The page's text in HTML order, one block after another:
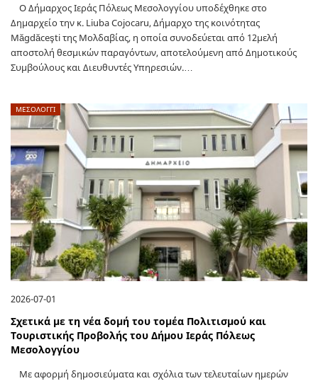
Ο Δήμαρχος Ιεράς Πόλεως Μεσολογγίου υποδέχθηκε στο
Δημαρχείο την κ. Liuba Cojocaru, Δήμαρχο της κοινότητας
Măgdăceşti της Μολδαβίας, η οποία συνοδεύεται από 12μελή
αποστολή θεσμικών παραγόντων, αποτελούμενη από Δημοτικούς
Συμβούλους και Διευθυντές Υπηρεσιών.…
ΜΕΣΟΛΟΓΓΙ
2026-07-01
Σχετικά με τη νέα δομή του τομέα Πολιτισμού και
Τουριστικής Προβολής του Δήμου Ιεράς Πόλεως
Μεσολογγίου
Με αφορμή δημοσιεύματα και σχόλια των τελευταίων ημερών